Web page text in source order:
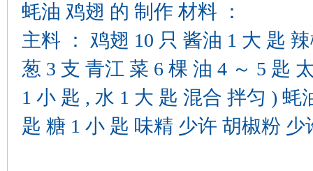
蚝油 鸡翅 的 制作 材料 ：
主料 ： 鸡翅 10 只 酱油 1 大 匙
葱 3 支 青江 菜 6 棵 油 4 ～ 5 匙
1 小 匙 , 水 1 大 匙 混合 拌匀 ) 蚝
匙 糖 1 小 匙 味精 少许 胡椒粉